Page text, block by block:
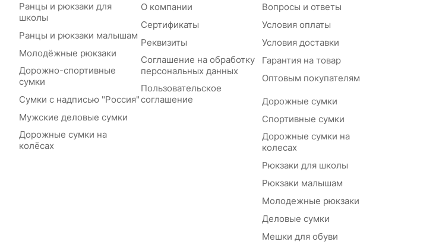
Ранцы и рюкзаки для
школы
Ранцы и рюкзаки малышам
Молодёжные рюкзаки
Дорожно-спортивные
сумки
Сумки с надписью "Россия"
Мужские деловые сумки
Дорожные сумки на
колёсах
О компании
Сертификаты
Реквизиты
Соглашение на обработку
персональных данных
Пользовательское
соглашение
Вопросы и ответы
Условия оплаты
Условия доставки
Гарантия на товар
Оптовым покупателям
Дорожные сумки
Спортивные сумки
Дорожные сумки на
колесах
Рюкзаки для школы
Рюкзаки малышам
Молодежные рюкзаки
Деловые сумки
Мешки для обуви